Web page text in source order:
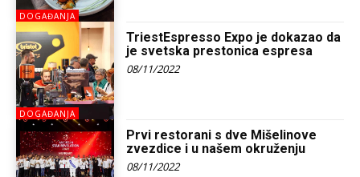
DOGAĐANJA
DOGAĐANJA
TriestEspresso Expo je dokazao da
je svetska prestonica espresa
08/11/2022
Prvi restorani s dve Mišelinove
zvezdice i u našem okruženju
08/11/2022